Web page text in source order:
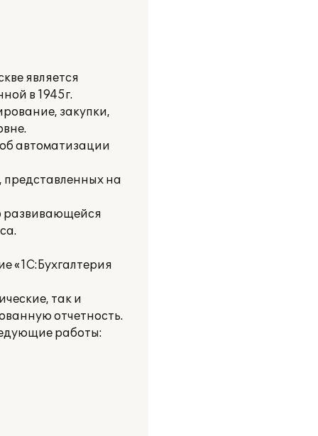
является
в 1945г.
закупки,
автоматизации
на
развивающейся
«1С:Бухгалтерия
так и
отчетность.
работы: